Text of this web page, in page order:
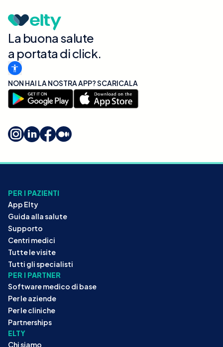
La buona salute
a portata di click.
NON HAI LA NOSTRA APP? SCARICALA
PER I PAZIENTI
App Elty
Guida alla salute
Supporto
Centri medici
Tutte le visite
Tutti gli specialisti
PER I PARTNER
Software medico di base
Per le aziende
Per le cliniche
Partnerships
ELTY
Chi siamo